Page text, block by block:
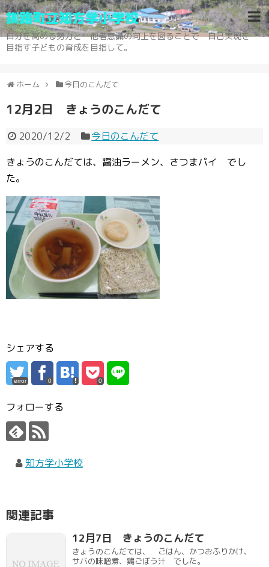
釧路町立知方学小学校
自分を高める努力と 他者意識の向上を図ることで 自己実現を
目指す子どもの育成を目指して。
ホーム 今日のこんだて
12月2日 きょうのこんだて
2020/12/2
今日のこんだて
きょうのこんだては、醤油ラーメン、さつまパイ でし
た。
シェアする
error 0 0
フォローする
知方学小学校
関連記事
12月7日 きょうのこんだて
きょうのこんだては、 ごはん、かつおふりかけ、
サバの味噌煮、鶏ごぼう汁 でした。